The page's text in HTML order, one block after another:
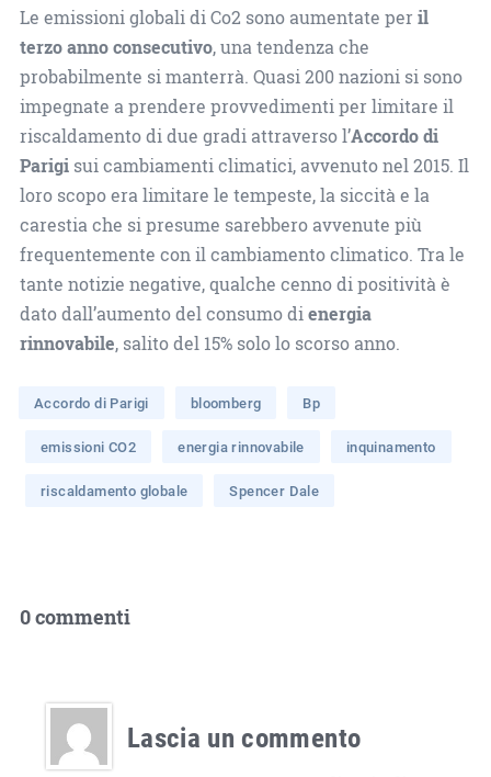
Le emissioni globali di Co2 sono aumentate per il
terzo anno consecutivo, una tendenza che
probabilmente si manterrà. Quasi 200 nazioni si sono
impegnate a prendere provvedimenti per limitare il
riscaldamento di due gradi attraverso l’Accordo di
Parigisui cambiamenti climatici, avvenuto nel 2015. Il
loro scopo era limitare le tempeste, la siccità e la
carestia che si presume sarebbero avvenute più
frequentemente con il cambiamento climatico. Tra le
tante notizie negative, qualche cenno di positività è
dato dall’aumento del consumo dienergia
rinnovabile, salito del 15% solo lo scorso anno.
Accordo di Parigi bloomberg Bp
emissioni CO2 energia rinnovabile inquinamento
riscaldamento globale Spencer Dale
0 commenti
Lascia un commento